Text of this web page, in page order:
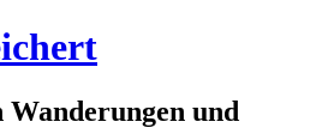
Wanderungen und